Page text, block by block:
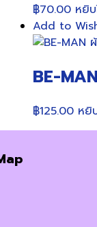
฿70.00 หยิบ
Add to
BE-
฿125.00 หยิ